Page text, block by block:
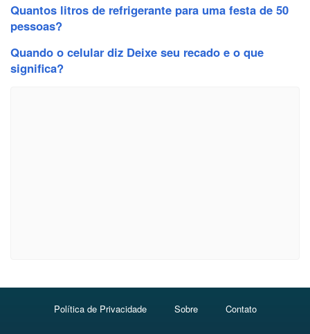
Quantos litros de refrigerante para uma festa de 50
pessoas?
Quando o celular diz Deixe seu recado e o que
significa?
Política de Privacidade Sobre Contato